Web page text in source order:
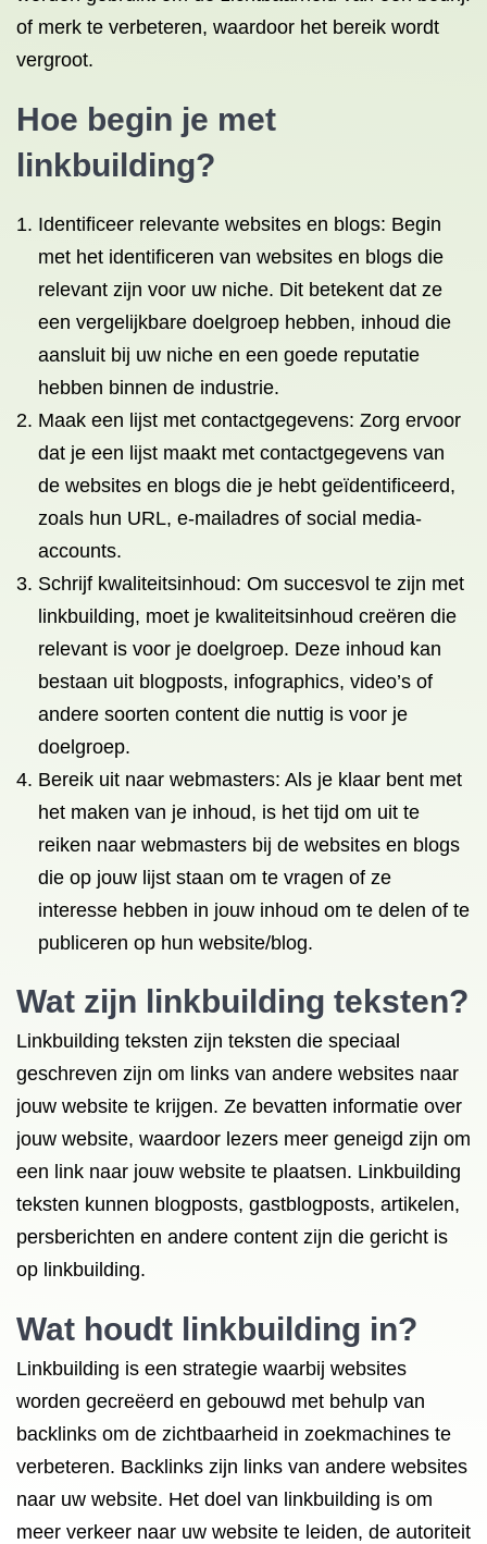
of merk te verbeteren, waardoor het bereik wordt
vergroot.
Hoe begin je met
linkbuilding?
Identificeer relevante websites en blogs: Begin
met het identificeren van websites en blogs die
relevant zijn voor uw niche. Dit betekent dat ze
een vergelijkbare doelgroep hebben, inhoud die
aansluit bij uw niche en een goede reputatie
hebben binnen de industrie.
Maak een lijst met contactgegevens: Zorg ervoor
dat je een lijst maakt met contactgegevens van
de websites en blogs die je hebt geïdentificeerd,
zoals hun URL, e-mailadres of social media-
accounts.
Schrijf kwaliteitsinhoud: Om succesvol te zijn met
linkbuilding, moet je kwaliteitsinhoud creëren die
relevant is voor je doelgroep. Deze inhoud kan
bestaan ​​uit blogposts, infographics, video’s of
andere soorten content die nuttig is voor je
doelgroep.
Bereik uit naar webmasters: Als je klaar bent met
het maken van je inhoud, is het tijd om uit te
reiken naar webmasters bij de websites en blogs
die op jouw lijst staan ​​om te vragen of ze
interesse hebben in jouw inhoud om te delen of te
publiceren op hun website/blog.
Wat zijn linkbuilding teksten?
Linkbuilding teksten zijn teksten die speciaal
geschreven zijn om links van andere websites naar
jouw website te krijgen. Ze bevatten informatie over
jouw website, waardoor lezers meer geneigd zijn om
een link naar jouw website te plaatsen. Linkbuilding
teksten kunnen blogposts, gastblogposts, artikelen,
persberichten en andere content zijn die gericht is
op linkbuilding.
Wat houdt linkbuilding in?
Linkbuilding is een strategie waarbij websites
worden gecreëerd en gebouwd met behulp van
backlinks om de zichtbaarheid in zoekmachines te
verbeteren. Backlinks zijn links van andere websites
naar uw website. Het doel van linkbuilding is om
meer verkeer naar uw website te leiden, de autoriteit